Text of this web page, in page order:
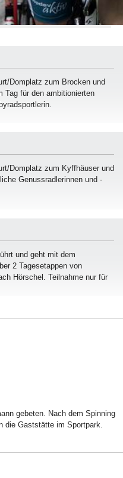
Domplatz zum Brocken und
Tag für den ambitionierten
Domplatz zum Kyffhäuser und
Genussradlerinnen und -
und geht mit dem
2 Tagesetappen von
Hörschel. Teilnahme nur für
gebeten. Nach dem Spinning
die Gaststätte im Sportpark.